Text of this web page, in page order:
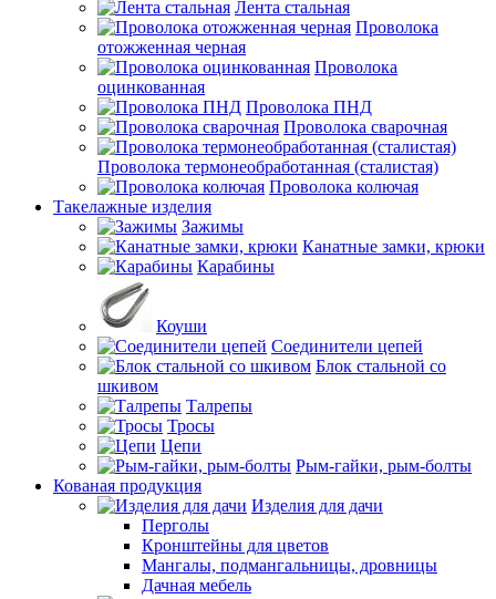
Лента стальная
Проволока
отожженная черная
Проволока
оцинкованная
Проволока ПНД
Проволока сварочная
Проволока термонеобработанная (сталистая)
Проволока колючая
Такелажные изделия
Зажимы
Канатные замки, крюки
Карабины
Коуши
Соединители цепей
Блок стальной со
шкивом
Талрепы
Тросы
Цепи
Рым-гайки, рым-болты
Кованая продукция
Изделия для дачи
Перголы
Кронштейны для цветов
Мангалы, подмангальницы, дровницы
Дачная мебель